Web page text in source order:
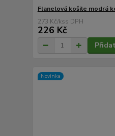
Flanelová košile modrá
273 Kč/ks
226 Kč
Novinka